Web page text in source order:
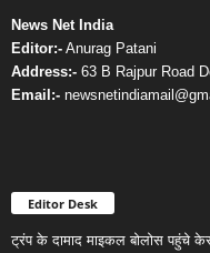
News Net India
Editor:- Anurag Patani
Address:- 63 B Rajpur Road
Email:-
Editor Desk
ट्रंप के दामाद माइकल बोलोस पहुंचे